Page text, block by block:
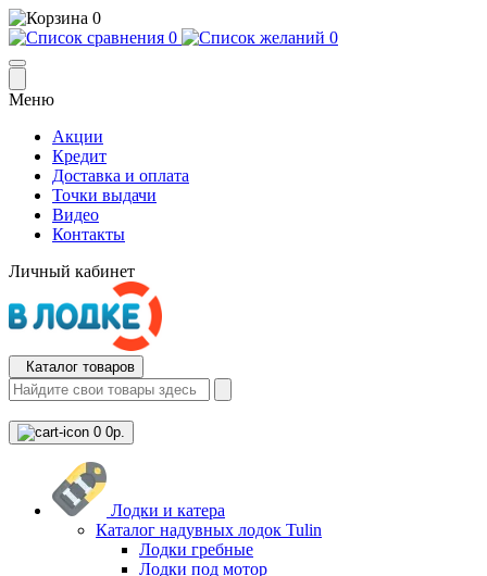
0
0
0
Меню
Акции
Кредит
Доставка и оплата
Точки выдачи
Видео
Контакты
Личный кабинет
Каталог товаров
0 0р.
Лодки и катера
Каталог надувных лодок Tulin
Лодки гребные
Лодки под мотор